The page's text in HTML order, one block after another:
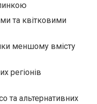
та квітковими
меншому вмісту
регіонів
та альтернативних